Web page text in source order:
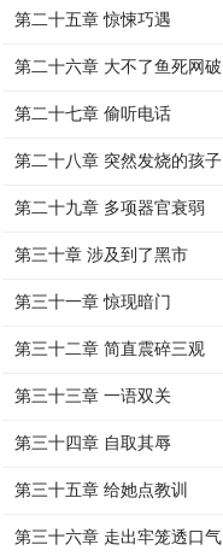
第二十五章 惊悚巧遇
第二十六章 大不了鱼死网破
第二十七章 偷听电话
第二十八章 突然发烧的孩子
第二十九章 多项器官衰弱
第三十章 涉及到了黑市
第三十一章 惊现暗门
第三十二章 简直震碎三观
第三十三章 一语双关
第三十四章 自取其辱
第三十五章 给她点教训
第三十六章 走出牢笼透口气